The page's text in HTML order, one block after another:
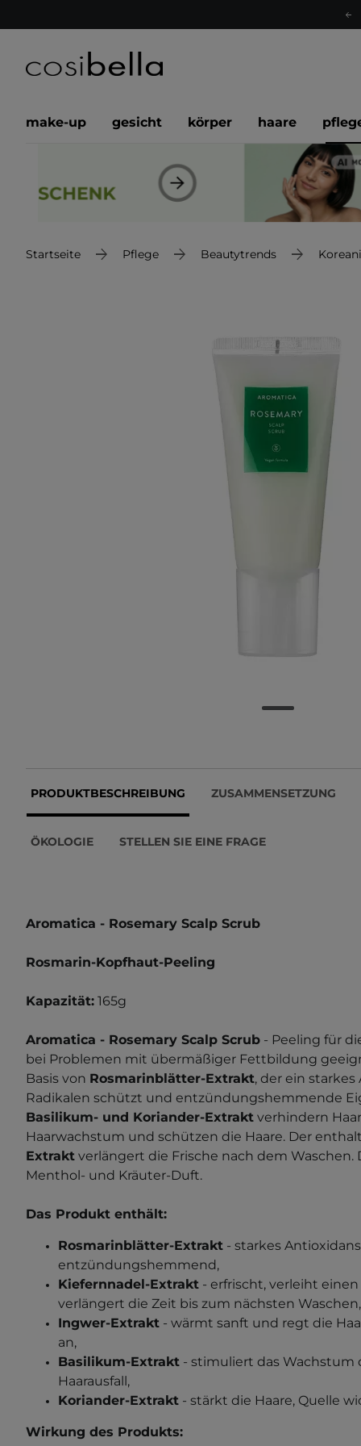
make-up gesicht körper haare
Startseite Pflege Beautytrends
PRODUKTBESCHREIBUNG ZUSAMMENSETZUNG
ÖKOLOGIE STELLEN SIE EINE FRAGE
Aromatica - Rosemary Scalp Scrub
Rosmarin-Kopfhaut-Peeling
Kapazität: 165g
Aromatica - Rosemary Scalp Scrub - Peeling für
bei Problemen mit übermäßiger Fettbildung
Basis von Rosmarinblätter-Extrakt, der ein
Radikalen schützt und entzündungshemmende
Basilikum- und Koriander-Extrakt verhindern
Haarwachstum und schützen die Haare. Der
Extrakt verlängert die Frische nach dem Waschen.
Menthol- und Kräuter-Duft.
Das Produkt enthält:
Rosmarinblätter-Extrakt - starkes
entzündungshemmend,
Kiefernnadel-Extrakt - erfrischt, verleiht
verlängert die Zeit bis zum nächsten Waschen,
Ingwer-Extrakt - wärmt sanft und regt die
an,
Basilikum-Extrakt - stimuliert das Wachstum
Haarausfall,
Koriander-Extrakt - stärkt die Haare, Quelle
Wirkung des Produkts: